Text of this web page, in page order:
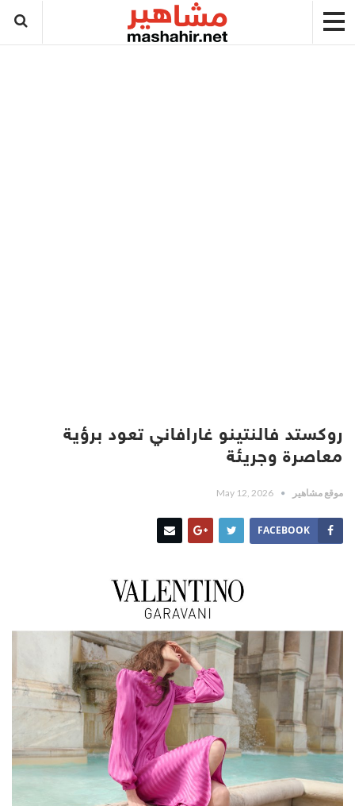
روكستد فالنتينو غارافاني تعود برؤية
معاصرة وجريئة
موقع مشاهير May 12, 2026
FACEBOOK